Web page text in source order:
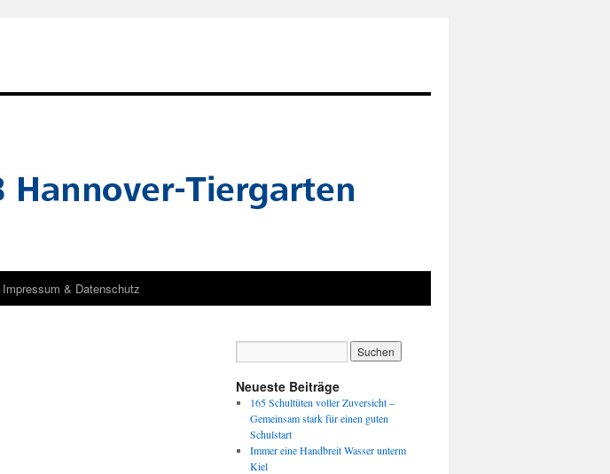
Impressum & Datenschutz
Neueste Beiträge
165 Schultüten voller Zuversicht –
Gemeinsam stark für einen guten
Schulstart
Immer eine Handbreit Wasser unterm
Kiel